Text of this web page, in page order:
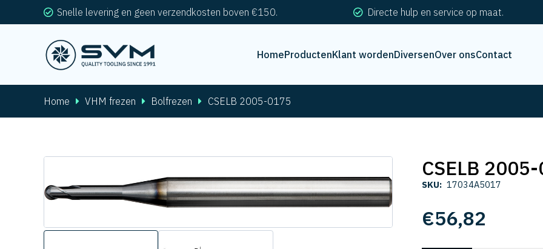
Snelle levering en geen verzendkosten boven €150. Directe hulp en service op maat.
HomeProductenKlant wordenDiversenOver onsContact
Home VHM frezen Bolfrezen CSELB 2005-0175
CSELB
SKU: 17034A5017
€56,82